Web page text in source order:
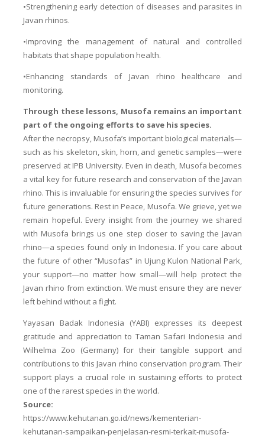
•Strengthening early detection of diseases and parasites in
Javan rhinos.
•Improving the management of natural and controlled
habitats that shape population health.
•Enhancing standards of Javan rhino healthcare and
monitoring.
Through these lessons, Musofa remains an important
part of the ongoing efforts to save his species.
After the necropsy, Musofa’s important biological materials—
such as his skeleton, skin, horn, and genetic samples—were
preserved at IPB University. Even in death, Musofa becomes
a vital key for future research and conservation of the Javan
rhino. This is invaluable for ensuring the species survives for
future generations. Rest in Peace, Musofa. We grieve, yet we
remain hopeful. Every insight from the journey we shared
with Musofa brings us one step closer to saving the Javan
rhino—a species found only in Indonesia. If you care about
the future of other “Musofas” in Ujung Kulon National Park,
your support—no matter how small—will help protect the
Javan rhino from extinction. We must ensure they are never
left behind without a fight.
Yayasan Badak Indonesia (YABI) expresses its deepest
gratitude and appreciation to Taman Safari Indonesia and
Wilhelma Zoo (Germany) for their tangible support and
contributions to this Javan rhino conservation program. Their
support plays a crucial role in sustaining efforts to protect
one of the rarest species in the world.
Source:
https://www.kehutanan.go.id/news/kementerian-
kehutanan-sampaikan-penjelasan-resmi-terkait-musofa-